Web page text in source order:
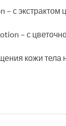
– с
– с
кожи